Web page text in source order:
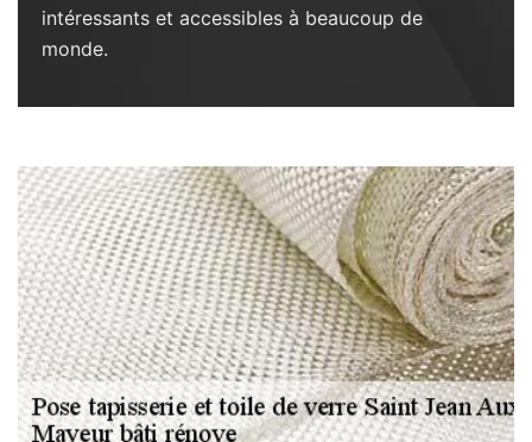
intéressants et accessibles à beaucoup de
monde.